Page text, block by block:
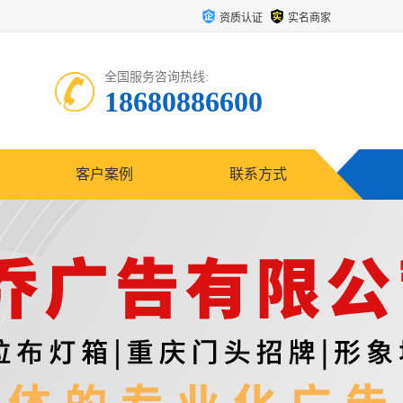
资质认证 实名商家
全国服务咨询热线:
18680886600
客户案例 联系方式